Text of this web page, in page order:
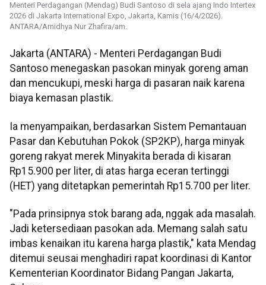
Menteri Perdagangan (Mendag) Budi Santoso di sela ajang Indo Intertex
2026 di Jakarta International Expo, Jakarta, Kamis (16/4/2026).
ANTARA/Arnidhya Nur Zhafira/am.
Jakarta (ANTARA) - Menteri Perdagangan Budi
Santoso menegaskan pasokan minyak goreng aman
dan mencukupi, meski harga di pasaran naik karena
biaya kemasan plastik.
Ia menyampaikan, berdasarkan Sistem Pemantauan
Pasar dan Kebutuhan Pokok (SP2KP), harga minyak
goreng rakyat merek Minyakita berada di kisaran
Rp15.900 per liter, di atas harga eceran tertinggi
(HET) yang ditetapkan pemerintah Rp15.700 per liter.
"Pada prinsipnya stok barang ada, nggak ada masalah.
Jadi ketersediaan pasokan ada. Memang salah satu
imbas kenaikan itu karena harga plastik," kata Mendag
ditemui seusai menghadiri rapat koordinasi di Kantor
Kementerian Koordinator Bidang Pangan Jakarta,